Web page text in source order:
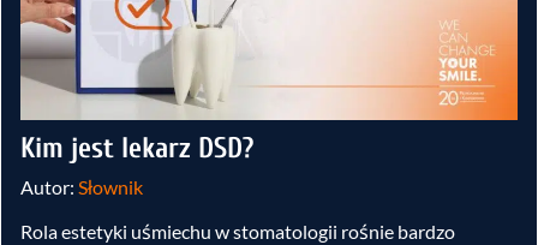
Kim jest lekarz DSD?
Autor: Słownik
Rola estetyki uśmiechu w stomatologii rośnie bardzo